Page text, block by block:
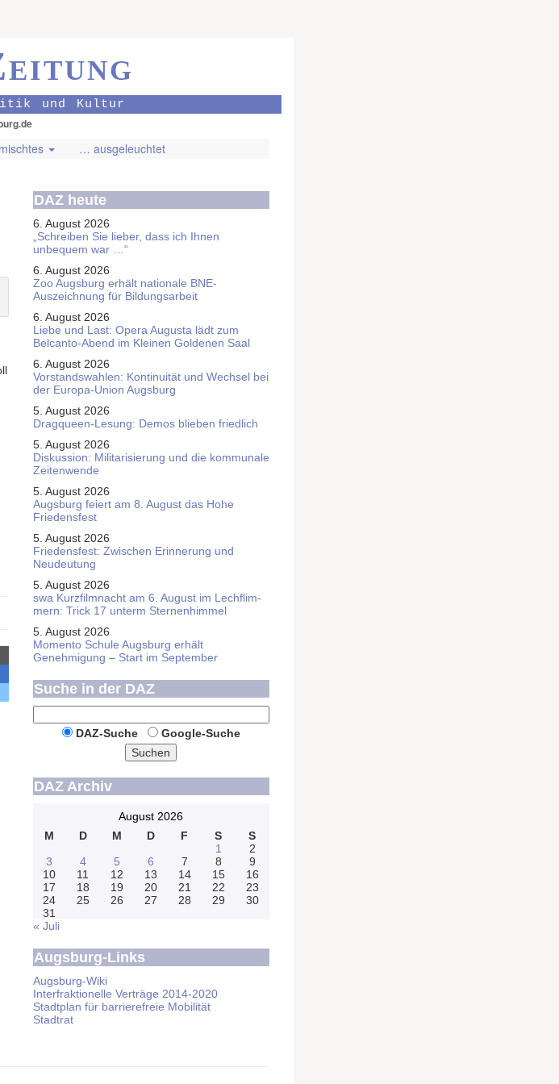
und Kultur
… ausgeleuchtet
DAZ heute
6. August 2026
„Schreiben Sie lieber, dass ich Ihnen
unbequem war …“
6. August 2026
Zoo Augsburg erhält nationale BNE-
Auszeichnung für Bildungsarbeit
6. August 2026
Liebe und Last: Opera Augusta lädt zum
Belcanto-Abend im Kleinen Goldenen Saal
6. August 2026
Vorstandswahlen: Kontinuität und Wechsel bei
der Europa-Union Augsburg
5. August 2026
Dragqueen-Lesung: Demos blieben friedlich
5. August 2026
Diskussion: Mi­li­ta­ri­sie­rung und die kommunale
Zeitenwende
5. August 2026
Augsburg feiert am 8. August das Hohe
Friedensfest
5. August 2026
Friedensfest: Zwischen Erinnerung und
Neudeutung
5. August 2026
swa Kurz­film­nacht am 6. August im Lech­flim­
mern: Trick 17 unterm Sternen­himmel
5. August 2026
Momento Schule Augsburg erhält
Genehmigung – Start im September
Suche in der DAZ
DAZ-Suche
Google-Suche
Suchen
DAZ Archiv
August 2026
M
D M D F S
S
1
2
3
4 5 6 7 8
9
10
11 12 13 14 15
16
17
18 19 20 21 22
23
24
25 26 27 28 29
30
31
« Juli
Augsburg-Links
Augsburg-Wiki
Interfraktionelle Verträge 2014-2020
Stadtplan für barrierefreie Mobilität
Stadtrat